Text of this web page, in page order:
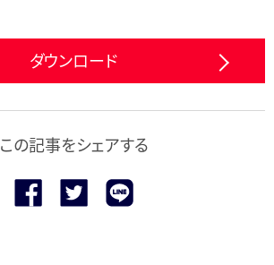
ダウンロード
この記事をシェアする